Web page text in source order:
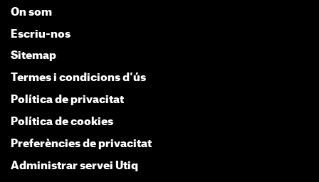
On som
Escriu-nos
Sitemap
Termes i condicions d'ús
Política de privacitat
Política de cookies
Preferències de privacitat
Administrar servei Utiq